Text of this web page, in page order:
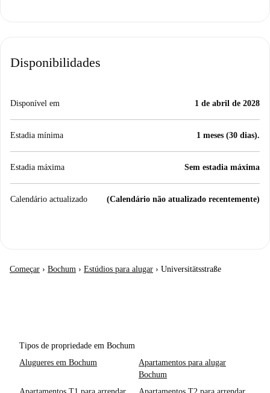
Disponibilidades
Disponível em 1 de abril de 2028
Estadia mínima 1 meses (30 dias).
Estadia máxima Sem estadia máxima
Calendário actualizado (Calendário não atualizado recentemente)
Começar › Bochum › Estúdios para alugar › Universitätsstraße
Tipos de propriedade em Bochum
Alugueres em Bochum
Apartamentos para alugar
Bochum